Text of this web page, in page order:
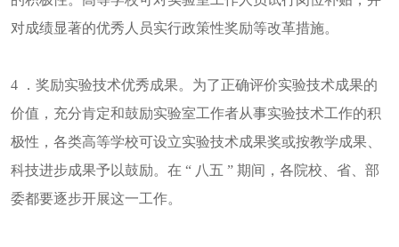
对成绩显著的优秀人员实行政策性奖励等改革措施。
4 ．奖励实验技术优秀成果。为了正确评价实验技术成果的
价值，充分肯定和鼓励实验室工作者从事实验技术工作的积
极性，各类高等学校可设立实验技术成果奖或按教学成果、
科技进步成果予以鼓励。在 “ 八五 ” 期间，各院校、省、部
委都要逐步开展这一工作。